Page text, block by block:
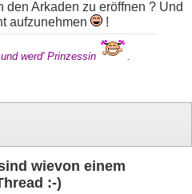
Arkaden zu eröffnen ? Und
aufzunehmen
!
werd' Prinzessin .
wievon einem
:-)